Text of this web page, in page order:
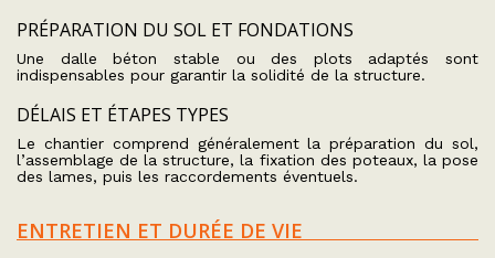
PRÉPARATION DU SOL ET FONDATIONS
Une dalle béton stable ou des plots adaptés sont
indispensables pour garantir la solidité de la structure.
DÉLAIS ET ÉTAPES TYPES
Le chantier comprend généralement la préparation du sol,
l’assemblage de la structure, la fixation des poteaux, la pose
des lames, puis les raccordements éventuels.
ENTRETIEN ET DURÉE DE VIE